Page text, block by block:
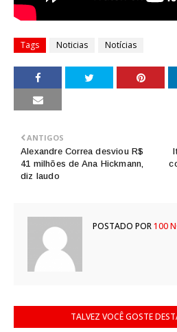
Tags Noticias Notícias
ANTIGOS
Alexandre Correa desviou R$
41 milhões de Ana Hickmann,
diz laudo
POSTADO POR100
TALVEZ VOCÊ GOSTE